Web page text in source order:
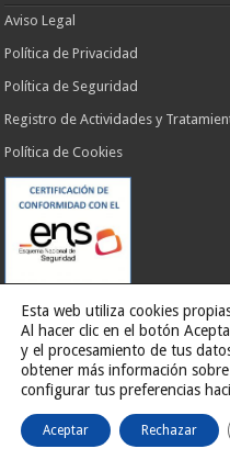
Aviso Legal
Política de Privacidad
Política de Seguridad
Registro de Actividades y
Política de Cookies
Web desarrollada
Ilustre
Esta web utiliza cookies
Al hacer clic en el botón
y el procesamiento de tus
obtener más información
configurar tus preferencias
Aceptar Rechazar